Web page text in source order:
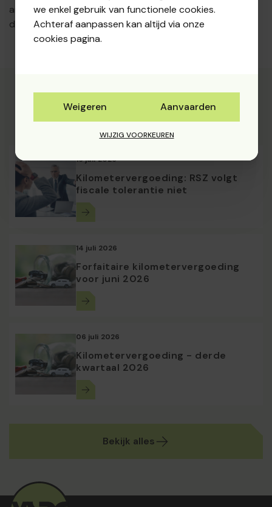
arbeidsongevallenverzekering, een dimona-aangifte
doen, …). Deze mogen niet uit het oog verloren worden.
Lees meer artikels
16 juli 2026
Kilometervergoeding: RSZ volgt
fiscale tolerantie niet
14 juli 2026
Forfaitaire kilometervergoeding
voor juni 2026
06 juli 2026
Kilometervergoeding - derde
kwartaal 2026
Bekijk alles
we enkel gebruik van functionele cookies.
Achteraf aanpassen kan altijd via onze
cookies pagina.
Weigeren Aanvaarden
WIJZIG VOORKEUREN